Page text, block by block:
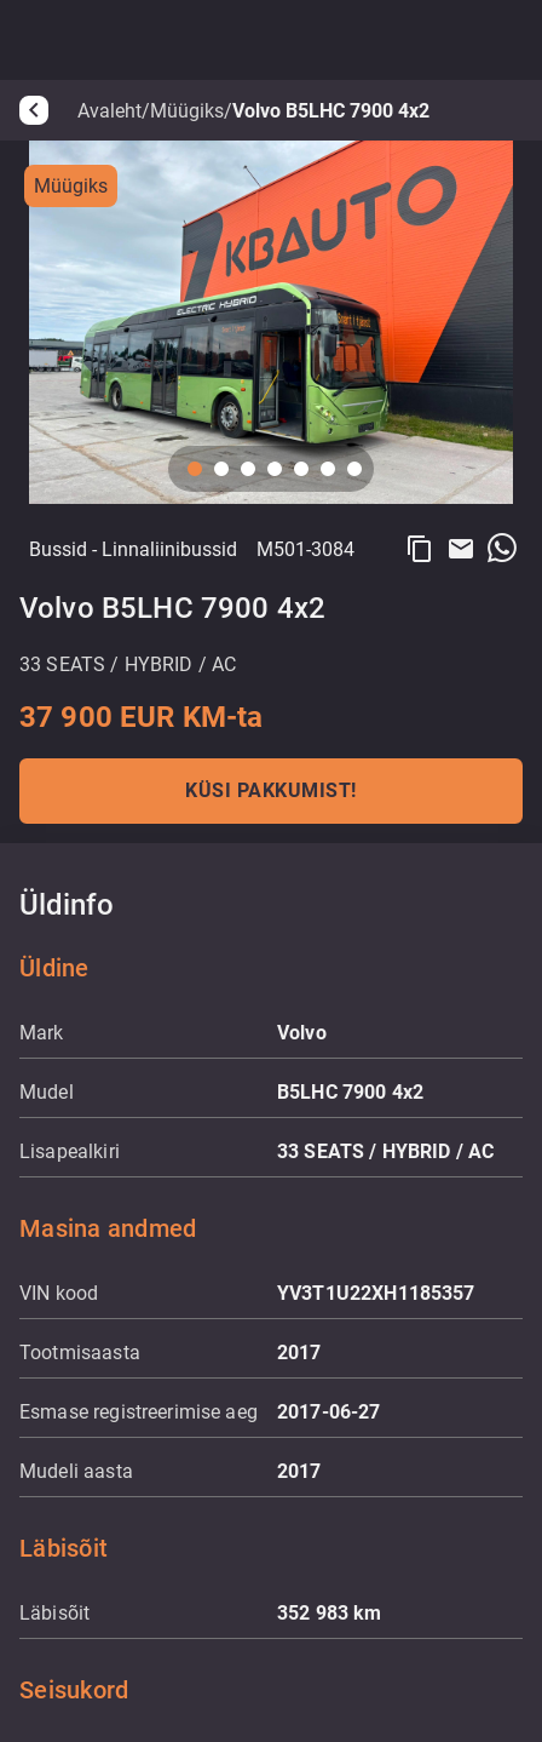
arrow_back_ios Avaleht/Müügiks/Volvo B5LHC 7900 4x2
Müügiks
Bussid - Linnaliinibussid M501-3084 content_copy email
Volvo B5LHC 7900 4x2
33 SEATS / HYBRID / AC
37 900 EUR KM-ta
KÜSI PAKKUMIST!
Üldinfo
Üldine
Mark Volvo
Mudel B5LHC 7900 4x2
Lisapealkiri 33 SEATS / HYBRID / AC
Masina andmed
VIN kood YV3T1U22XH1185357
Tootmisaasta 2017
Esmase registreerimise aeg 2017-06-27
Mudeli aasta 2017
Läbisõit
Läbisõit 352 983km
Seisukord